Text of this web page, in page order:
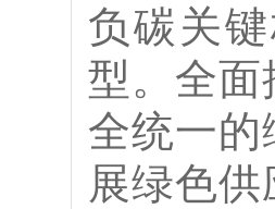
负碳关
型。全面
全统一
展绿色